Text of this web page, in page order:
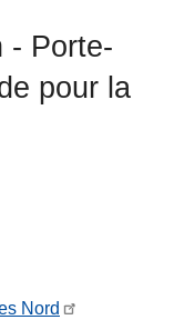
- Porte-
pour la
Nord